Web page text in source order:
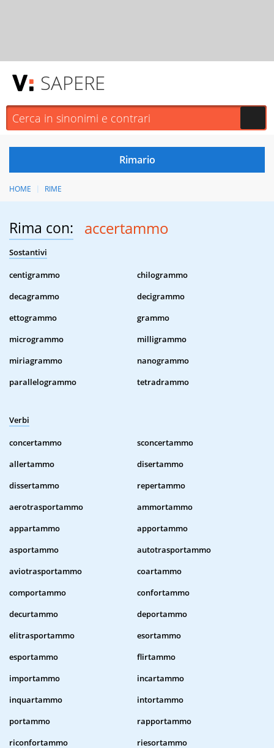
SAPERE
HOME RIME
Rima con: accertammo
Sostantivi
centigrammo
chilogrammo
decagrammo
decigrammo
ettogrammo
grammo
microgrammo
milligrammo
miriagrammo
nanogrammo
parallelogrammo
tetradrammo
Verbi
concertammo
sconcertammo
allertammo
disertammo
dissertammo
repertammo
aerotrasportammo
ammortammo
appartammo
apportammo
asportammo
autotrasportammo
aviotrasportammo
coartammo
comportammo
confortammo
decurtammo
deportammo
elitrasportammo
esortammo
esportammo
flirtammo
importammo
incartammo
inquartammo
intortammo
portammo
rapportammo
riconfortammo
riesortammo